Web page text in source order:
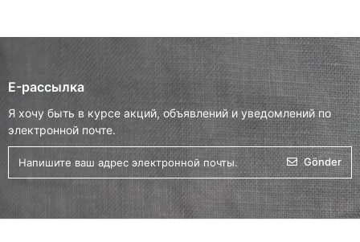
E-рассылка
Я хочу быть в курсе акций, объявлений и уведомлений по
электронной почте.
Gönder